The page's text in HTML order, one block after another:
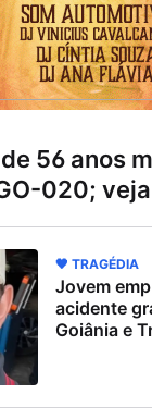
56 anos
020;
🖤 TRAGÉDIA
Jovem
acidente
Goiânia e